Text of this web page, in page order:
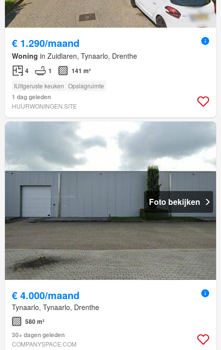
€ 1.290/maand
Woning in Zuidlaren, Tynaarlo, Drenthe
4 1 141 m²
IUitgeruste keuken Opslagruimte
1 dag geleden
HUURWONINGEN.SITE
Foto bekijken
€ 4.000/maand
Tynaarlo, Tynaarlo, Drenthe
580 m²
30+ dagen geleden
COMPANYSPACE.COM